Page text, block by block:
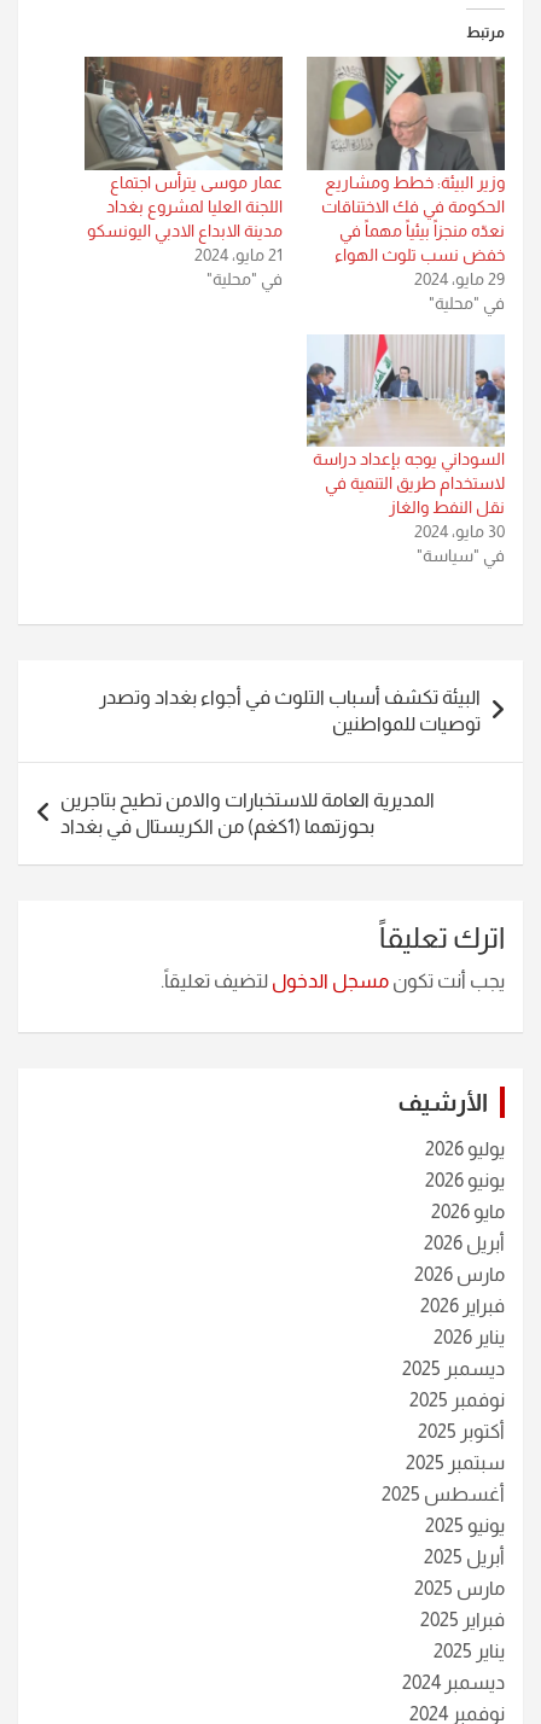
مرتبط
وزير البيئة: خطط ومشاريع
الحكومة في فك الاختناقات
نعدّه منجزاً بيئياً مهماً في
خفض نسب تلوث الهواء
29 مايو، 2024
في "محلية"
عمار موسى يترأس اجتماع
اللجنة العليا لمشروع بغداد
مدينة الابداع الادبي اليونسكو
21 مايو، 2024
في "محلية"
السوداني يوجه بإعداد دراسة
لاستخدام طريق التنمية في
نقل النفط والغاز
30 مايو، 2024
في "سياسة"
المقالات
البيئة تكشف أسباب التلوث في أجواء بغداد وتصدر
توصيات للمواطنين
المديرية العامة للاستخبارات والامن تطيح بتاجرين
بحوزتهما (1كغم) من الكريستال في بغداد
اترك تعليقاً
يجب أنت تكون مسجل الدخول لتضيف تعليقاً.
الأرشيف
يوليو 2026
يونيو 2026
مايو 2026
أبريل 2026
مارس 2026
فبراير 2026
يناير 2026
ديسمبر 2025
نوفمبر 2025
أكتوبر 2025
سبتمبر 2025
أغسطس 2025
يونيو 2025
أبريل 2025
مارس 2025
فبراير 2025
يناير 2025
ديسمبر 2024
نوفمبر 2024